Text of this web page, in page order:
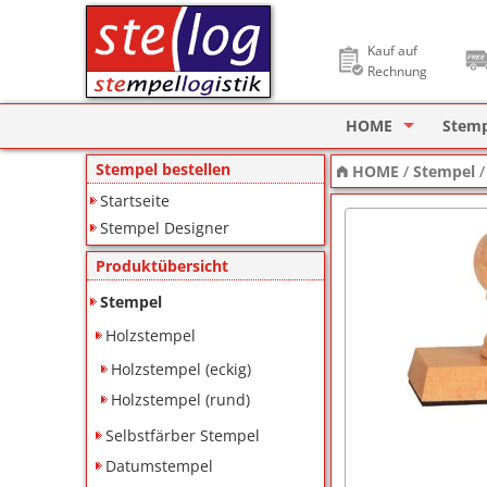
Kauf auf
Rechnung
HOME
Stempel Designer
ImageCard
Stempel bestellen
Startseite
Stempel Designer
Produktübersicht
Stempel
Holzstempel
Holzstempel (eckig)
Holzstempel (rund)
Selbstfärber Stempel
Datumstempel
HOME /Stempel /